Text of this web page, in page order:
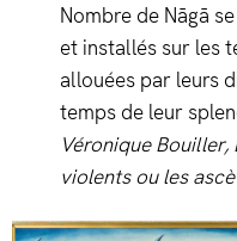
Nombre de Nāgā
et installés sur les
allouées par leurs
temps de leur
Véronique Bouiller,
violents ou les